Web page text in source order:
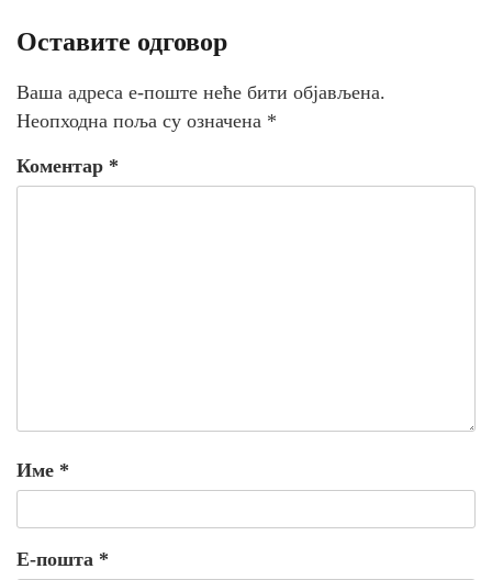
Оставите одговор
Ваша адреса е-поште неће бити објављена.
Неопходна поља су означена *
Коментар *
Име *
Е-пошта *